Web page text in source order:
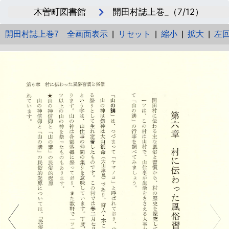
木曽町図書館 開田村誌上巻_（7/12）